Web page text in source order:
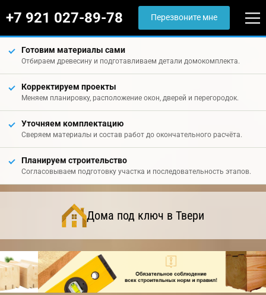
+7 921 027-89-78 Перезвоните мне
Готовим материалы сами
Отбираем древесину и подготавливаем детали домокомплекта.
Корректируем проекты
Меняем планировку, расположение окон, дверей и перегородок.
Уточняем комплектацию
Сверяем материалы и состав работ до окончательного расчёта.
Планируем строительство
Согласовываем подготовку участка и последовательность этапов.
Дома под ключ в Твери